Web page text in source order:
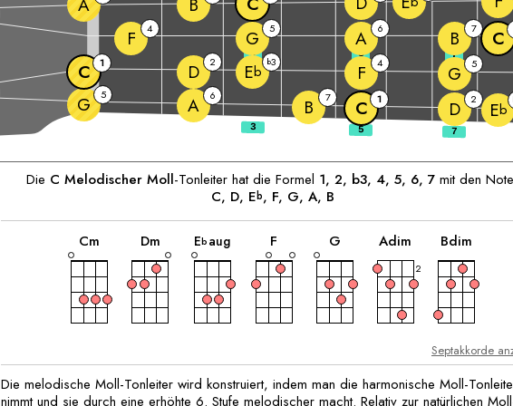
G 5 A 6 B 7 C 1 D 2 Eb
C 1 D 2 Eb
b3 F 4 G 5
F
4 G 5 A 6 B 7 C
3 5 7
Die C Melodischer Moll-Tonleiter hat die Formel 1, 2, b3, 4, 5, 6, 7mit den
C, D, Eb, F, G, A, B
Passende
Akkorde:
Cm
akkord
Dm
akkord
Ebaug
akkord
F
akkord
G
akkord
Adim
akkord
2
Bdim
Septakkorde
Die melodische Moll-Tonleiter wird konstruiert, indem man die harmonische Moll-
nimmt und sie durch eine erhöhte 6. Stufe melodischer macht. Relativ zur natürlichen